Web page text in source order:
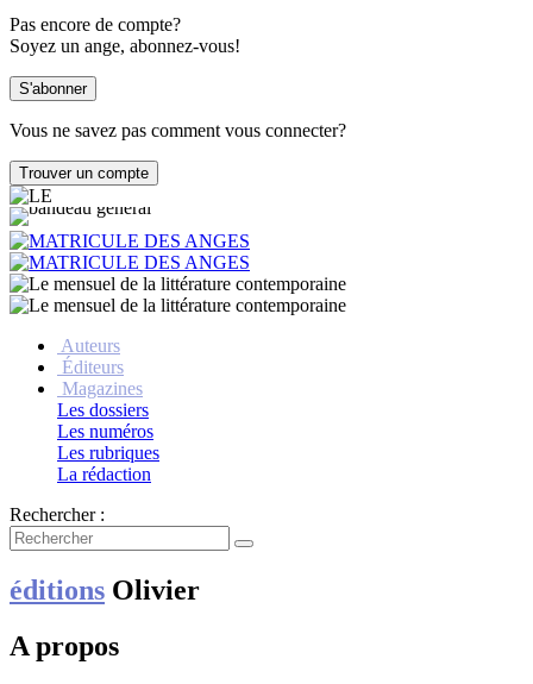
Pas encore de compte?
Soyez un ange, abonnez-vous!
Vous ne savez pas comment vous connecter?
Auteurs
Éditeurs
Magazines
Les dossiers
Les numéros
Les rubriques
La rédaction
Rechercher :
éditions Olivier
A propos